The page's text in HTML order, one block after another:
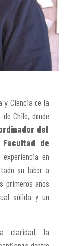
y Ciencia de la
Chile, donde
del
Facultad de
en
su labor a
primeros años
sólida y un
claridad, la